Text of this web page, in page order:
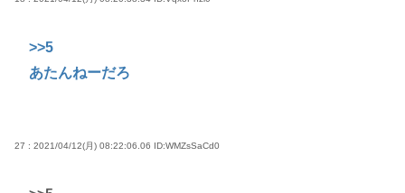
>>5
あたんねーだろ
27 : 2021/04/12(月) 08:22:06.06 ID:WMZsSaCd0